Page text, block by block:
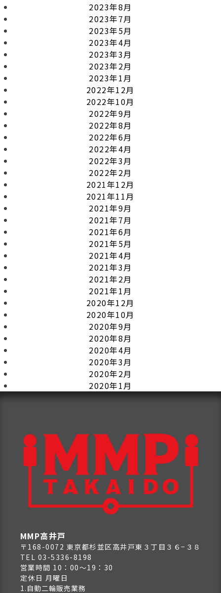
2023年8月
2023年7月
2023年5月
2023年4月
2023年3月
2023年2月
2023年1月
2022年12月
2022年10月
2022年9月
2022年8月
2022年6月
2022年4月
2022年3月
2022年2月
2021年12月
2021年11月
2021年9月
2021年7月
2021年6月
2021年5月
2021年4月
2021年3月
2021年2月
2021年1月
2020年12月
2020年10月
2020年9月
2020年8月
2020年4月
2020年3月
2020年2月
2020年1月
MMP高井戸
〒168-0072 東京都杉並区高井戸東３丁目３６−３８
TEL 03-5336-8198
営業時間 10：00～19：30
定休日 月曜日
1.自動二輪販売業務